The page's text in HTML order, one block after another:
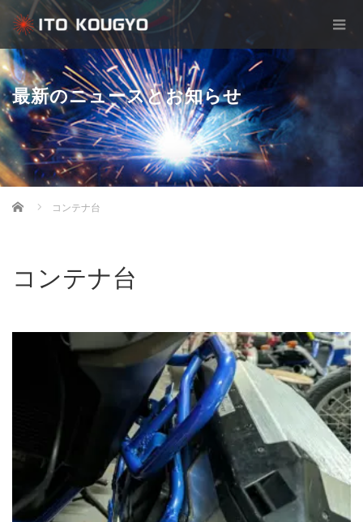
最新のニュースとお知らせ
Home コンテナ台
コンテナ台